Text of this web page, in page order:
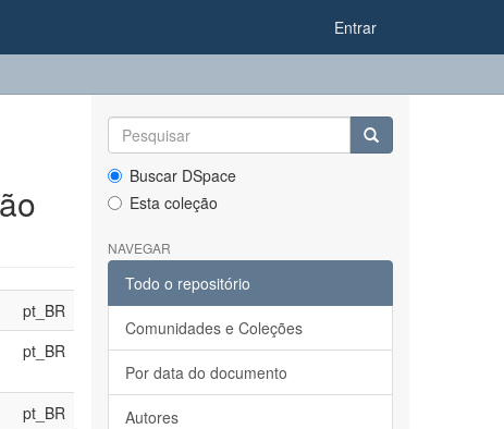
Entrar
pt_BR
pt_BR
pt_BR
Buscar DSpace
Esta coleção
NAVEGAR
Todo o repositório
Comunidades e Coleções
Por data do documento
Autores